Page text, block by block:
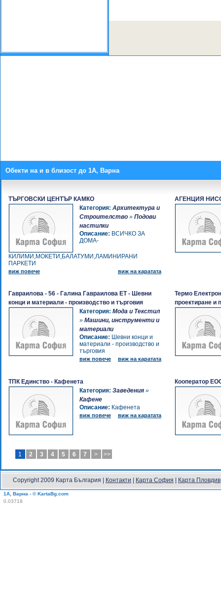
Обекти на и в близост до 1A, Варна
ТЪРГОВСКИ ЦЕНТЪР КАМКО
Категория: Архитектура и
Строителство» Подови
настилки
Описание: ВСИЧКО ЗА
ДОМА-
КИЛИМИ,МОКЕТИ,БАЛАТУМИ,ЛАМИНИРАНИ
ПАРКЕТИ
виж повече виж на каратата
АГЕНЦИЯ
Гавраилова - 56 - Галина Гавраилова ЕТ - Шевни
конци и материали - производство и търговия
Категория: Мода и Текстил
» Машини, инструменти и
материали
Описание: Шевни конци и
материали - производство и
търговия
виж повече виж на каратата
Термо
проектиране и
ТПК Единство - Кафенета
Категория: Заведения»
Кафене
Описание: Кафенета
виж повече виж на каратата
Кооператор
1 2 3 4 5 6 7 > >>
Copyright 2009 Карта България | Контакти | Карта София | Карта Пловдив
1A, Варна - © KartaBg.com
0.03718